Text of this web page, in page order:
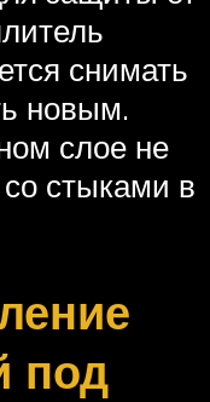
снимать
новым.
слое не
стыками в
под